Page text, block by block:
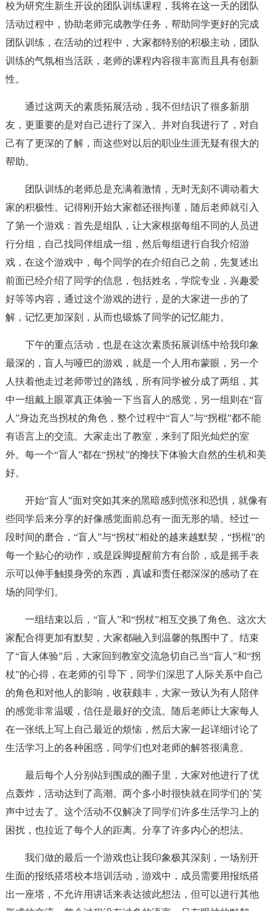
校为研究生新生开设的团队训练课程，我将在这一天的团队
活动过程中，协助老师完成教学任务，帮助同学更好的完成
团队训练，在活动的过程中，大家都特别的积极主动，团队
训练的气氛相当活跃，老师的课程内容很丰富而且具有创新
性。
通过这两天的素质拓展活动，我不但结识了很多新朋
友，更重要的是对自己进行了深入、并对自我进行了，对自
己有了更深的了解，而这些对以后的职业生涯无疑有很大的
帮助。
团队训练的老师总是充满着激情，无时无刻不调动着大
家的积极性。记得刚开始大家都还很拘谨，随后老师就引入
了第一个游戏：首先是组队，让大家根据每组不同的人员进
行分组，自己找同伴组成一组，然后每组进行自我介绍游
戏，在这个游戏中，每个同学的在介绍自己之前，先复述出
前面已经介绍了同学的信息，包括姓名，学院专业，兴趣爱
好等等内容，通过这个游戏的进行，是的大家进一步的了
解，记忆更加深刻，从而也锻炼了同学的记忆能力。
下午的重点活动，也是在这次素质拓展训练中给我印象
最深的，盲人与哑巴的游戏，就是一个人用布蒙眼，另一个
人扶着他走过老师带过的路线，所有同学被分成了两组，其
中一组戴上眼罩真正体验一下当盲人的感觉，另一组则在“盲
人”身边充当拐杖的角色，整个过程中“盲人”与“拐棍”都不能
有语言上的交流。大家走出了教室，来到了阳光灿烂的室
外。每一个“盲人”都在“拐杖”的搀扶下体验大自然的生机和美
好。
开始“盲人”面对突如其来的黑暗感到慌张和恐惧，就像有
些同学后来分享的好像感觉面前总有一面无形的墙。经过一
段时间的磨合，“盲人”与“拐杖”相处的越来越默契，“拐棍”的
每一个贴心的动作，或是跺脚提醒前方有台阶，或是摇手表
示可以伸手触摸身旁的东西，真诚和责任都深深的感动了在
场的同学们。
一组结束以后，“盲人”和“拐杖”相互交换了角色。这次大
家配合得更加有默契，大家都融入到温馨的氛围中了。结束
了“盲人体验”后，大家回到教室交流急切自己当“盲人”和“拐
杖”的心得，在老师的引导下，同学们深思了人际关系中自己
的角色和对他人的影响，收获颇丰，大家一致认为有人陪伴
的感觉非常温暖，信任是最好的交流。随后老师让大家每人
在一张纸上写上自己最近的烦恼，然后大家一起详细讨论了
生活学习上的各种困惑，同学们也对老师的解答很满意。
最后每个人分别站到围成的圈子里，大家对他进行了优
点轰炸，活动达到了高潮。两个多小时很快就在同学们的`笑
声中过去了。这个活动不仅解决了同学们许多生活学习上的
困扰，也拉近了每个人的距离。分享了许多内心的想法。
我们做的最后一个游戏也让我印象极其深刻，一场别开
生面的报纸搭塔校本培训活动，游戏中，成员需要用报纸搭
出一座塔，不允许用讲话来表达彼此想法，但可以进行其他